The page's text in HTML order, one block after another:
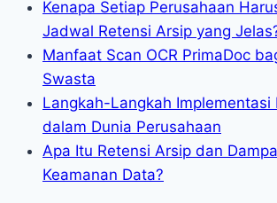
Kenapa Setiap Perusahaan
Jadwal Retensi Arsip yang
Manfaat Scan OCR PrimaDoc
Swasta
Langkah-Langkah Implementasi
dalam Dunia Perusahaan
Apa Itu Retensi Arsip dan
Keamanan Data?